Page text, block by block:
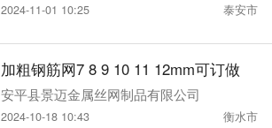
2024-11-01 10:25 泰安市
加粗钢筋网7 8 9 10 11 12mm可订做
安平县景迈金属丝网制品有限公司
2024-10-18 10:43 衡水市